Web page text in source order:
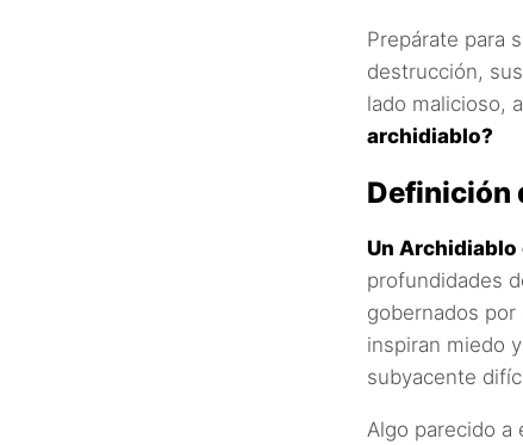
Prepárate para
destrucción,
lado malicioso,
archidiablo?
Definición
Un Archidiablo
profundidades
gobernados
inspiran miedo
subyacente
Algo parecido a